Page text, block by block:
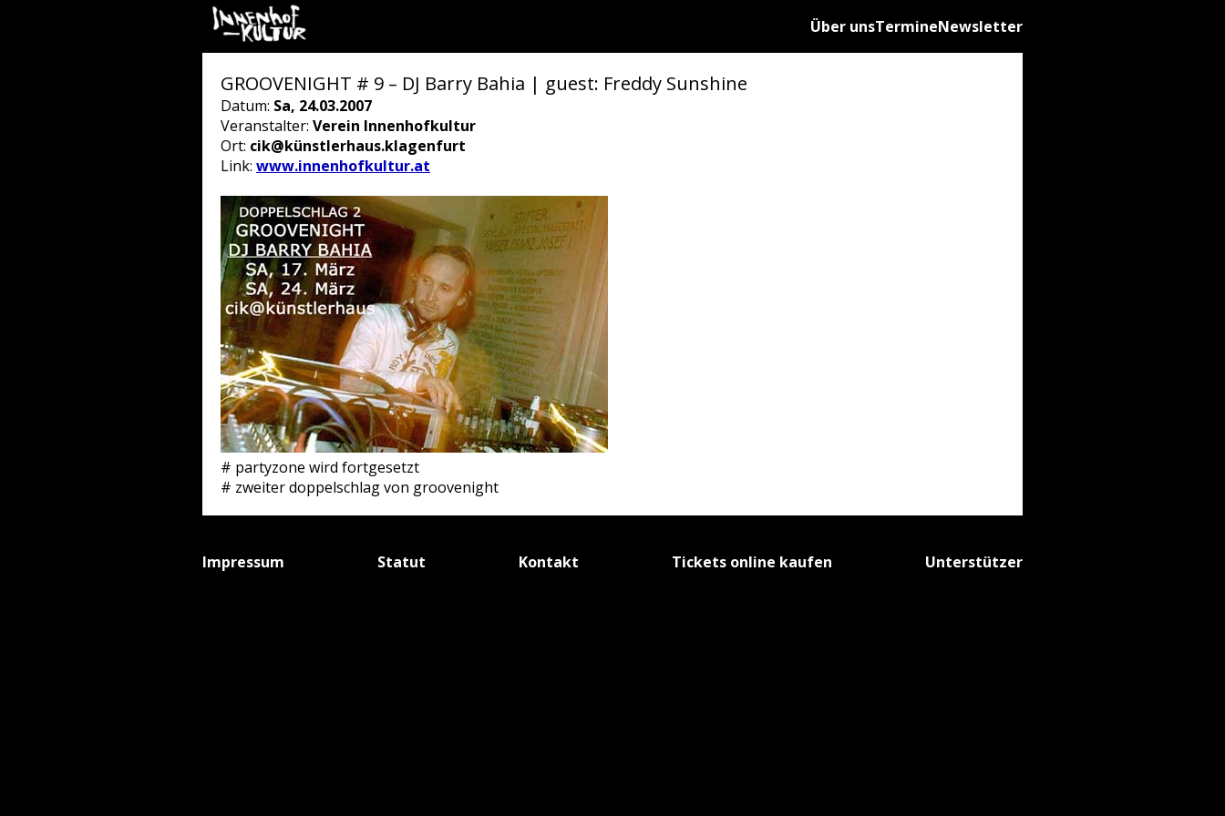
Über unsTermineNewsletter
GROOVENIGHT # 9 – DJ Barry Bahia | guest: Freddy Sunshine
Datum: Sa, 24.03.2007
Veranstalter: Verein Innenhofkultur
Ort: cik@künstlerhaus.klagenfurt
Link: www.innenhofkultur.at
# partyzone wird fortgesetzt
# zweiter doppelschlag von groovenight
Impressum Statut Kontakt Tickets online kaufen Unterstützer